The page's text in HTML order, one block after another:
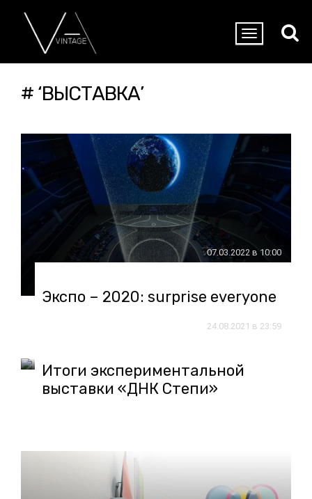
# ‘ВЫСТАВКА’
07.03.2022 в 10:00
Экспо – 2020: surprise everyone
24.08.2021 в 23:59
Итоги экспериментальной
выставки «ДНК Степи»